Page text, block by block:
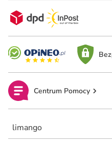
Centrum Pomocy
limango